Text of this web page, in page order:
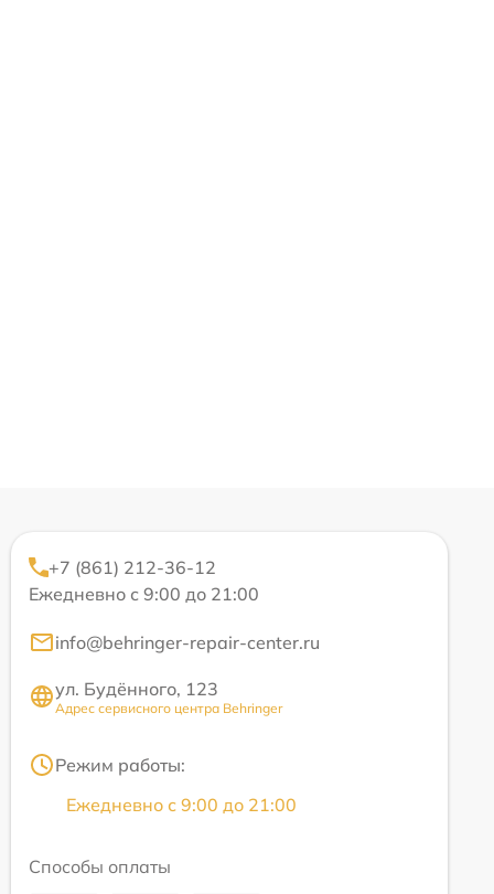
+7 (861) 212-36-12
Ежедневно с 9:00 до 21:00
info@behringer-repair-center.ru
ул. Будённого, 123
Адрес сервисного центра Behringer
Режим работы:
Ежедневно с 9:00 до 21:00
Способы оплаты